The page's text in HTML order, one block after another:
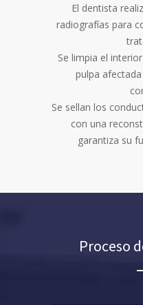
El dentista
radiografías para
Se limpia el
pulpa
Se sellan los
con una
garantiza su
Proceso